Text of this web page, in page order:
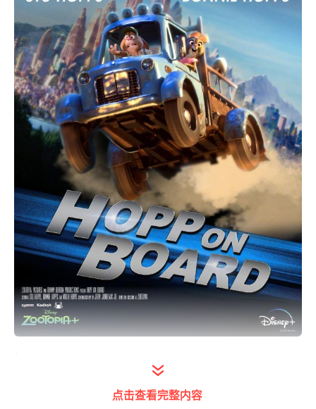
近日，《疯狂动物城》衍生动画
点击查看完整内容